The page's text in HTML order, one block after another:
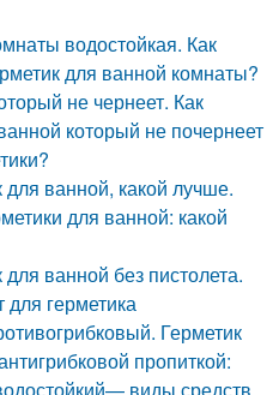
водостойкая. Как
для ванной комнаты?
не чернеет. Как
который не почернеет
ванной, какой лучше.
для ванной: какой
ванной без пистолета.
для герметика
Герметик
пропиткой: